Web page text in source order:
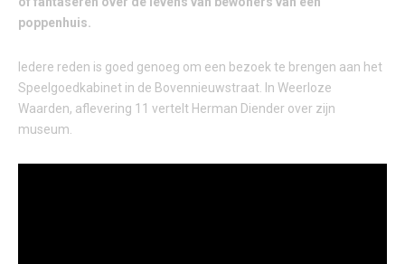
poppenhuis.
Iedere reden is goed genoeg om een bezoek te brengen aan het
Speelgoedkabinet in de Bovennieuwstraat. In Weerloze
Waarden, aflevering 11 vertelt Herman Diender over zijn
museum.